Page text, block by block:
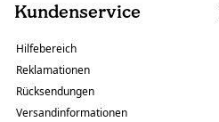
Kundenservice
Hilfebereich
Reklamationen
Rücksendungen
Versandinformationen